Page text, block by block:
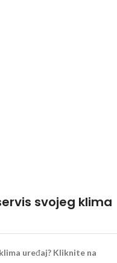
svojeg klima
uređaj? Kliknite na